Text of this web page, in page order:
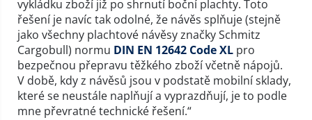
vykládku zboží již po shrnutí boční plachty. Toto
řešení je navíc tak odolné, že návěs splňuje (stejně
jako všechny plachtové návěsy značky Schmitz
Cargobull) normu DIN EN 12642 Code XL pro
bezpečnou přepravu těžkého zboží včetně nápojů.
V době, kdy z návěsů jsou v podstatě mobilní sklady,
které se neustále naplňují a vyprazdňují, je to podle
mne převratné technické řešení.“